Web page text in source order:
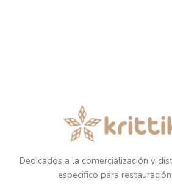
Dedicados a la comercialización y
especifico para